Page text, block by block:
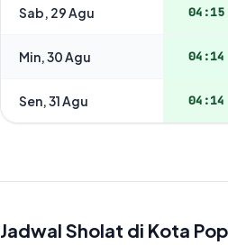
Sab, 29 Agu 04:15
Min, 30 Agu 04:14
Sen, 31 Agu 04:14
Jadwal Sholat di Kota